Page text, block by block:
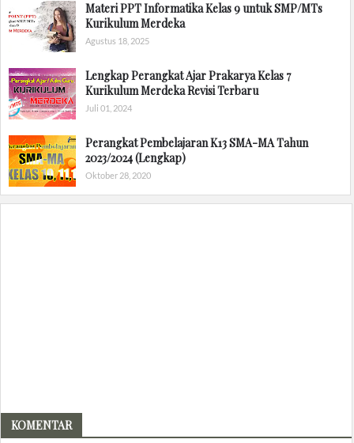
Materi PPT Informatika Kelas 9 untuk SMP/MTs
Kurikulum Merdeka
Agustus 18, 2025
Lengkap Perangkat Ajar Prakarya Kelas 7
Kurikulum Merdeka Revisi Terbaru
Juli 01, 2024
Perangkat Pembelajaran K13 SMA-MA Tahun
2023/2024 (Lengkap)
Oktober 28, 2020
KOMENTAR